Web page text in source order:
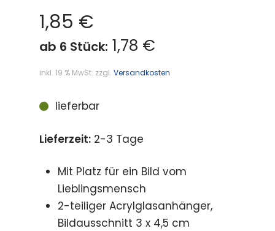
1,85 €
ab 6 Stück: 1,78 €
inkl. 19 % MwSt. zzgl. Versandkosten
lieferbar
Lieferzeit: 2-3 Tage
Mit Platz für ein Bild vom
Lieblingsmensch
2-teiliger Acrylglasanhänger,
Bildausschnitt 3 x 4,5 cm